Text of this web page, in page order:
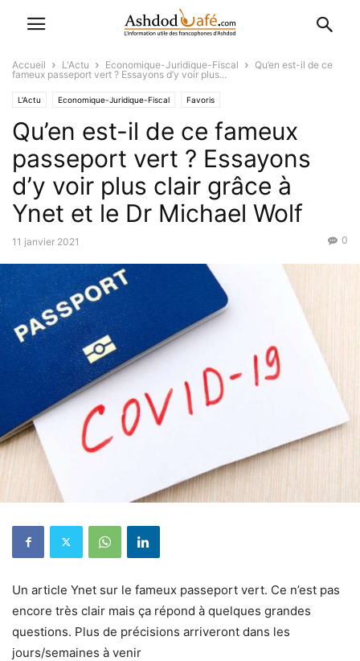
Accueil L'Actu Economique-Juridique-Fiscal
Qu’en est-il de ce
fameux passeport vert ? Essayons d’y voir plus...
L'Actu Economique-Juridique-Fiscal Favoris
Qu’en est-il de ce fameux
passeport vert ? Essayons
d’y voir plus clair grâce à
Ynet et le Dr Michael Wolf
11 janvier 2021 0
Un article Ynet sur le fameux passeport vert. Ce n’est pas
encore très clair mais ça répond à quelques grandes
questions. Plus de précisions arriveront dans les
jours/semaines à venir